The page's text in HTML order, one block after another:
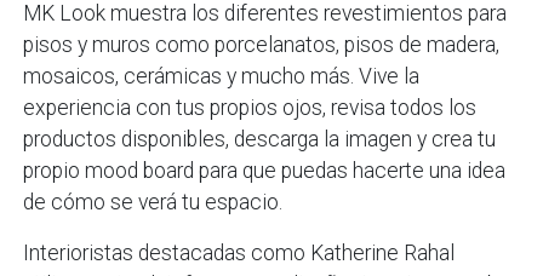
MK Look muestra los diferentes revestimientos para
pisos y muros como porcelanatos, pisos de madera,
mosaicos, cerámicas y mucho más. Vive la
experiencia con tus propios ojos, revisa todos los
productos disponibles, descarga la imagen y crea tu
propio mood board para que puedas hacerte una idea
de cómo se verá tu espacio.
Interioristas destacadas como Katherine Rahal